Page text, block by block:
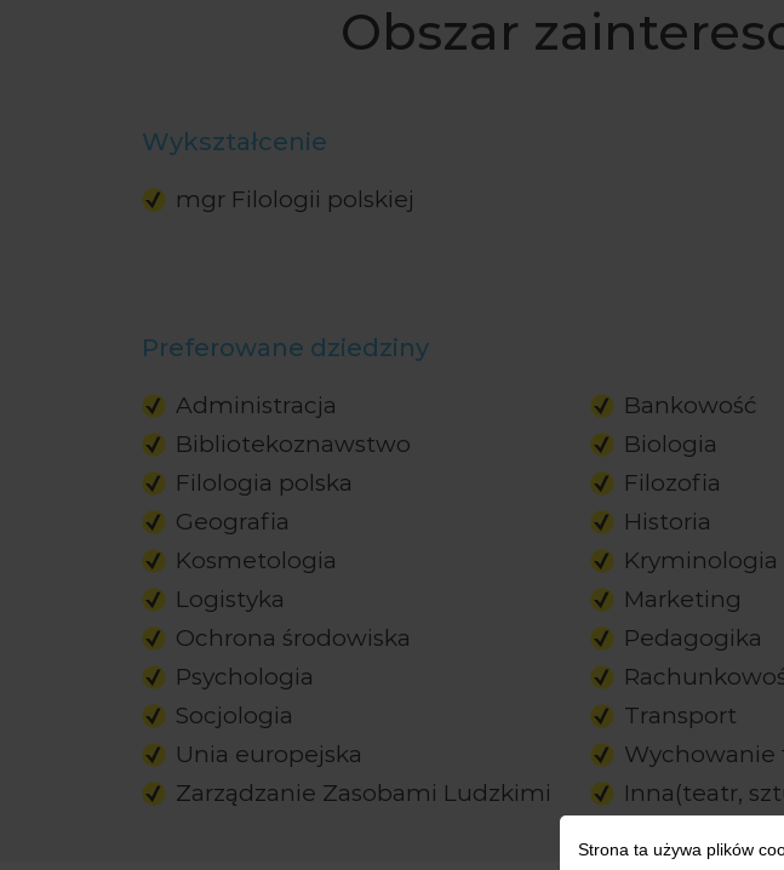
Obszar
Wykształcenie
mgr Filologii polskiej
Preferowane dziedziny
Administracja Bankowość
Bibliotekoznawstwo
Biologia
Filologia polska
Filozofia
Geografia
Historia
Kosmetologia
Kryminologia
Logistyka
Marketing
Ochrona środowiska
Pedagogika
Psychologia
Socjologia
Transport
Unia europejska
Wychowanie
Zarządzanie Zasobami Ludzkimi
Inna(teatr,
Strona ta używa plików